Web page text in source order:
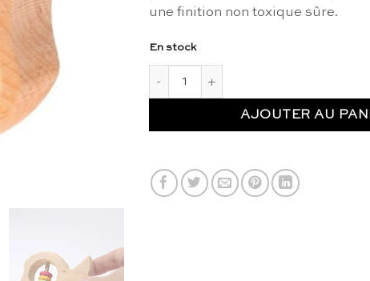
une finition non toxique sûre.
En stock
AJOUTER AU